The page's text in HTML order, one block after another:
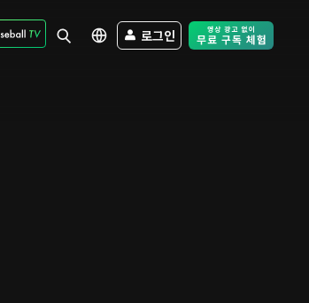
로그인 Free Trial -